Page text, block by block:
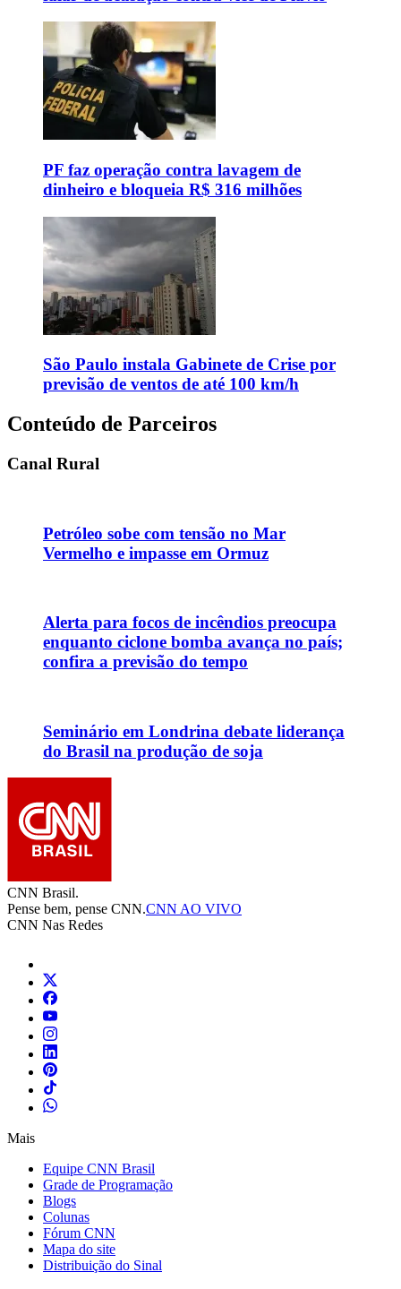
PF faz operação contra lavagem de
dinheiro e bloqueia R$ 316 milhões
São Paulo instala Gabinete de Crise por
previsão de ventos de até 100 km/h
Conteúdo de Parceiros
Canal Rural
Petróleo sobe com tensão no Mar
Vermelho e impasse em Ormuz
Alerta para focos de incêndios preocupa
enquanto ciclone bomba avança no país;
confira a previsão do tempo
Seminário em Londrina debate liderança
do Brasil na produção de soja
CNN Brasil.
Pense bem, pense CNN.CNN AO VIVO
CNN Nas Redes
Mais
Equipe CNN Brasil
Grade de Programação
Blogs
Colunas
Fórum CNN
Mapa do site
Distribuição do Sinal